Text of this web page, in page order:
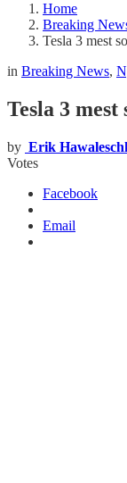
Home
Breaking
Tesla 3 mest
in Breaking News,
Tesla 3
by Erik
Votes
Facebook
Email